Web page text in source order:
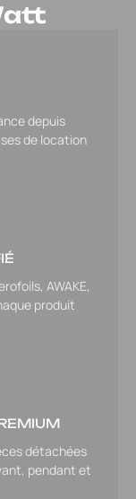
depuis
de location
AWAKE,
produit
détachées
pendant et